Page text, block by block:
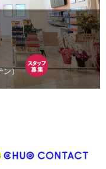
ン）